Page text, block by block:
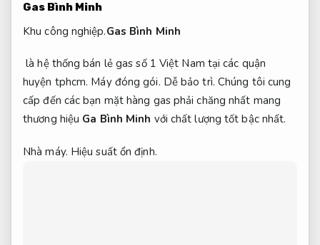
Gas Bình Minh
Khu công nghiệp.Gas Bình Minh
là hệ thống bán lẻ gas số 1 Việt Nam tại các quận
huyện tphcm. Máy đóng gói. Dễ bảo trì. Chúng tôi cung
cấp đến các bạn mặt hàng gas phải chăng nhất mang
thương hiệu Ga Bình Minh với chất lượng tốt bậc nhất.
Nhà máy. Hiệu suất ổn định.